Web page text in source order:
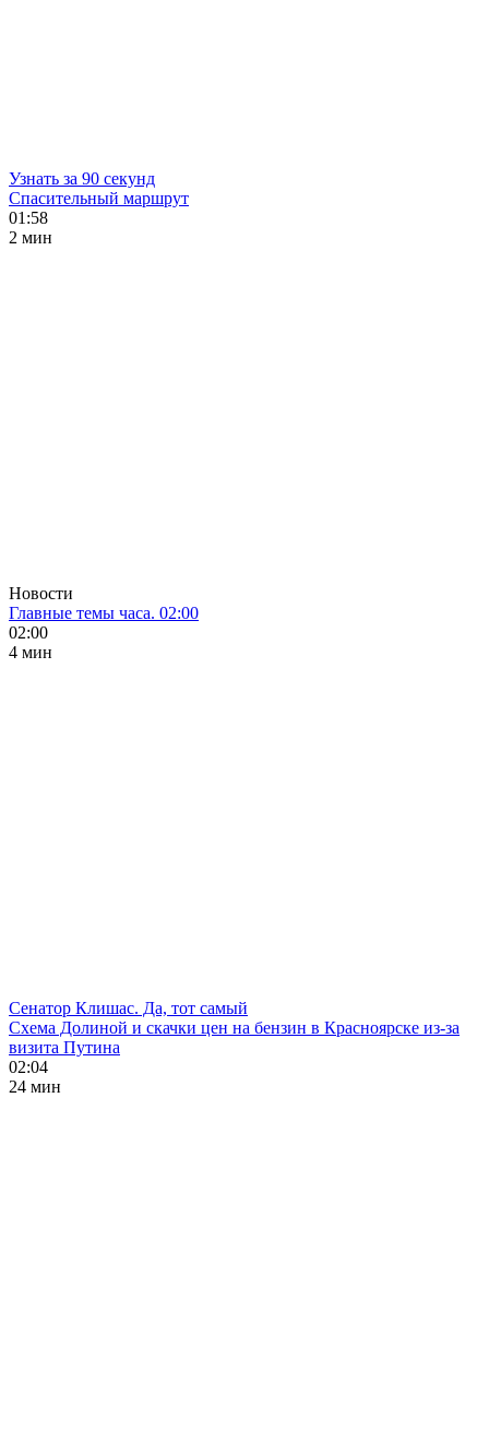
Узнать за 90 секунд
Спасительный маршрут
01:58
2 мин
Новости
Главные темы часа. 02:00
02:00
4 мин
Сенатор Клишас. Да, тот самый
Схема Долиной и скачки цен на бензин в Красноярске из-за
визита Путина
02:04
24 мин